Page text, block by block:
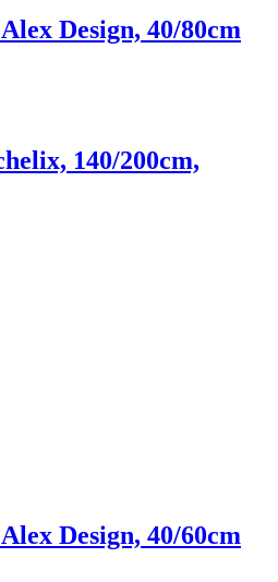
Design, 40/80cm
140/200cm,
Design, 40/60cm